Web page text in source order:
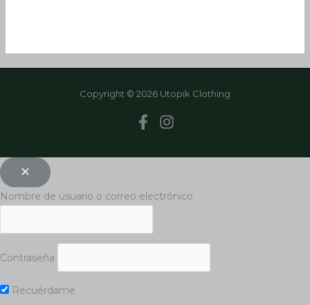
Copyright © 2026 Utopik Clothing
Nombre de usuario o correo electrónico
Contraseña
Recuérdame